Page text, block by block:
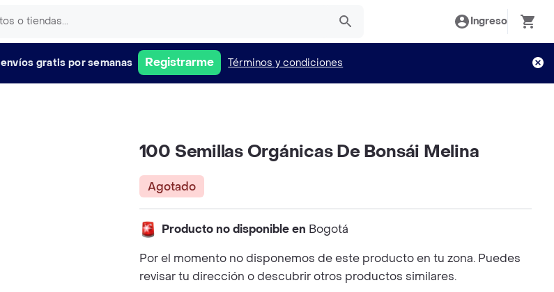
Ingreso
envíos gratis por semanas Registrarme Términos y condiciones
100 Semillas Orgánicas De Bonsái Melina
Agotado
Producto no disponible en Bogotá
Por el momento no disponemos de este producto en tu zona. Puedes
revisar tu dirección o descubrir otros productos similares.